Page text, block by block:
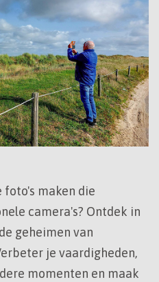
maken die
camera's? Ontdek in
geheimen van
je vaardigheden,
momenten en maak